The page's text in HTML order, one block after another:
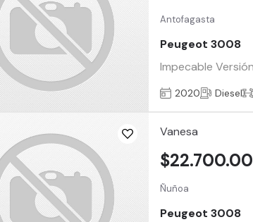
Antofagasta
Peugeot 3008
Impecable
2020 Diesel
Vanesa
Ñuñoa
Peugeot 3008